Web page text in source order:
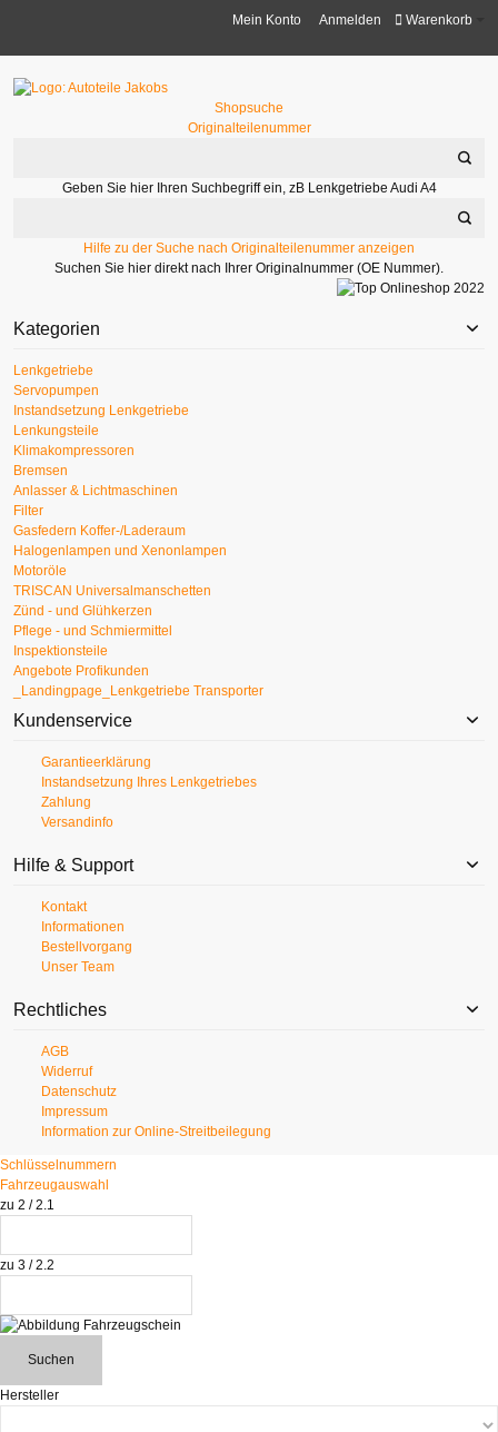
Warenkorb
Mein Konto Anmelden
Shopsuche
Originalteilenummer
Geben Sie hier Ihren Suchbegriff ein, zB Lenkgetriebe Audi A4
Hilfe zu der Suche nach Originalteilenummer anzeigen
Suchen Sie hier direkt nach Ihrer Originalnummer (OE Nummer).
Kategorien
Lenkgetriebe
Servopumpen
Instandsetzung Lenkgetriebe
Lenkungsteile
Klimakompressoren
Bremsen
Anlasser & Lichtmaschinen
Filter
Gasfedern Koffer-/Laderaum
Halogenlampen und Xenonlampen
Motoröle
TRISCAN Universalmanschetten
Zünd - und Glühkerzen
Pflege - und Schmiermittel
Inspektionsteile
Angebote Profikunden
_Landingpage_Lenkgetriebe Transporter
Kundenservice
Garantieerklärung
Instandsetzung Ihres Lenkgetriebes
Zahlung
Versandinfo
Hilfe & Support
Kontakt
Informationen
Bestellvorgang
Unser Team
Rechtliches
AGB
Widerruf
Datenschutz
Impressum
Information zur Online-Streitbeilegung
Schlüsselnummern
Fahrzeugauswahl
zu 2 / 2.1
zu 3 / 2.2
Suchen
Hersteller